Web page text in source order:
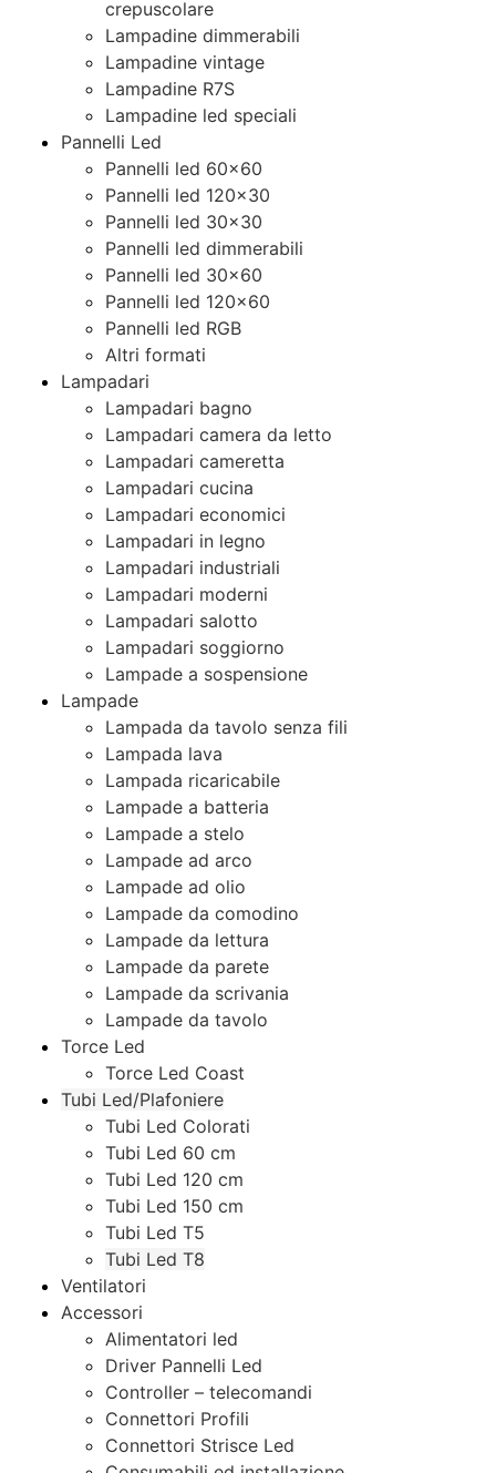
crepuscolare
Lampadine dimmerabili
Lampadine vintage
Lampadine R7S
Lampadine led speciali
Pannelli Led
Pannelli led 60×60
Pannelli led 120×30
Pannelli led 30×30
Pannelli led dimmerabili
Pannelli led 30×60
Pannelli led 120×60
Pannelli led RGB
Altri formati
Lampadari
Lampadari bagno
Lampadari camera da letto
Lampadari cameretta
Lampadari cucina
Lampadari economici
Lampadari in legno
Lampadari industriali
Lampadari moderni
Lampadari salotto
Lampadari soggiorno
Lampade a sospensione
Lampade
Lampada da tavolo senza fili
Lampada lava
Lampada ricaricabile
Lampade a batteria
Lampade a stelo
Lampade ad arco
Lampade ad olio
Lampade da comodino
Lampade da lettura
Lampade da parete
Lampade da scrivania
Lampade da tavolo
Torce Led
Torce Led Coast
Tubi Led/Plafoniere
Tubi Led Colorati
Tubi Led 60 cm
Tubi Led 120 cm
Tubi Led 150 cm
Tubi Led T5
Tubi Led T8
Ventilatori
Accessori
Alimentatori led
Driver Pannelli Led
Controller – telecomandi
Connettori Profili
Connettori Strisce Led